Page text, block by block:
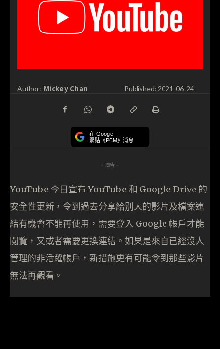
Author: Mickey Chan Published: 2021-06-24
在 Google
緊貼《PCM》消息
- 廣告 -
YouTube 今日宣布 YouTube 和 Google Drive 的
安全性更新，令到過去分享給別人的影片及檔案連
結有機會不能再使用，需要登入 Google 帳戶才能
閱覽，又或者需要更換連結。如果是來自已經沒人
管理的非活躍帳戶，新措施更有可能令到那些影片
無法再觀看。